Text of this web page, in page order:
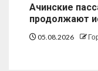
Ачинские
продолжают
05.08.2026